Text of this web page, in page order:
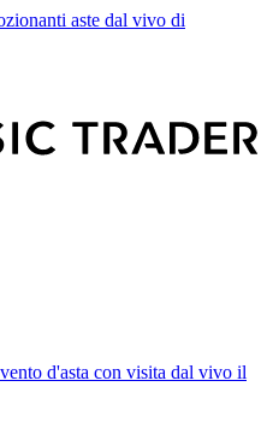
aste dal vivo di
d'asta con visita dal vivo il